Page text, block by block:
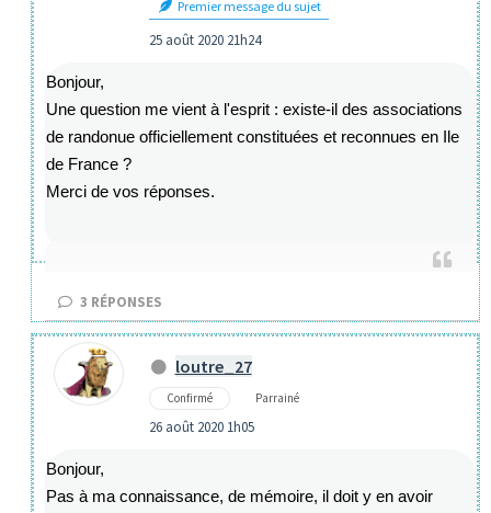
Premier message du sujet
25 août 2020 21h24
Bonjour,
Une question me vient à l'esprit : existe-il des associations
de randonue officiellement constituées et reconnues en Ile
de France ?
Merci de vos réponses.
3 RÉPONSES
loutre_27
Confirmé Parrainé
26 août 2020 1h05
Bonjour,
Pas à ma connaissance, de mémoire, il doit y en avoir